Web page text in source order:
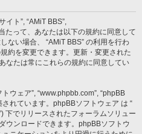
イト”, “AMiT BBS”,
たって、あなたは以下の規約に同意して
ない場合、 “AMiT BBS” の利用を行わ
約を変更できます。更新・変更された
なたは常にこれらの規約に同意してい
ウェア”, “www.phpbb.com”, “phpBB
れています。phpBBソフトウェア は “
下でリリースされたフォーラムソリュー
ウンロードできます。phpBBソフトウ